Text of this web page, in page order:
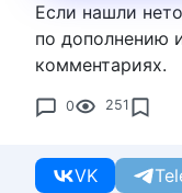
Если нашли
по дополнению
комментариях.
0 251
VK